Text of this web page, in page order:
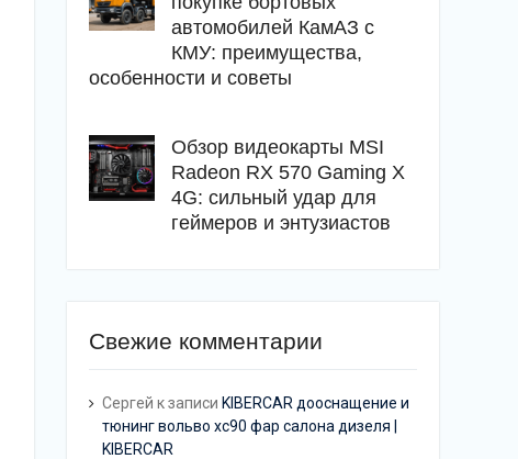
автомобилей КамАЗ с
КМУ: преимущества,
особенности и советы
Обзор видеокарты MSI
Radeon RX 570 Gaming X
4G: сильный удар для
геймеров и энтузиастов
Свежие комментарии
Сергей к записи KIBERCAR дооснащение и
тюнинг вольво хс90 фар салона дизеля |
KIBERCAR